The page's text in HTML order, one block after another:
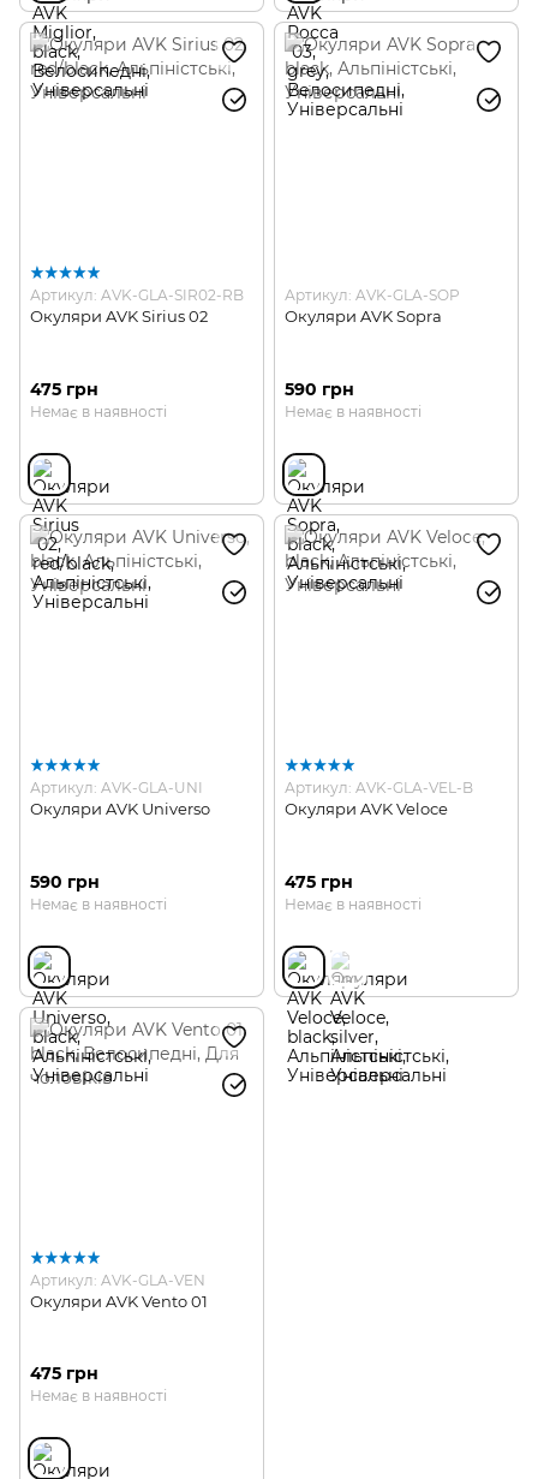
Артикул: AVK-GLA-SIR02-RB
Окуляри AVK Sirius 02
475 грн
Немає в наявності
Артикул: AVK-GLA-SOP
Окуляри AVK Sopra
590 грн
Немає в наявності
Артикул: AVK-GLA-UNI
Окуляри AVK Universo
590 грн
Немає в наявності
Артикул: AVK-GLA-VEL-B
Окуляри AVK Veloce
475 грн
Немає в наявності
Артикул: AVK-GLA-VEN
Окуляри AVK Vento 01
475 грн
Немає в наявності